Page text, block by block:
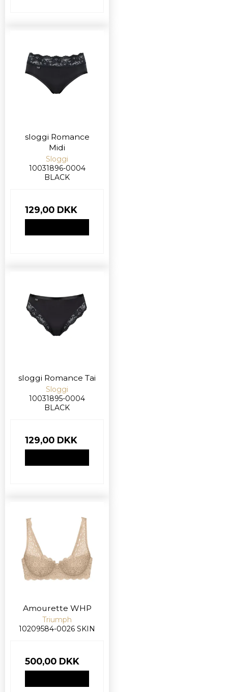
sloggi Romance
Midi
Sloggi
10031896-0004
BLACK
129,00 DKK
sloggi Romance Tai
Sloggi
10031895-0004
BLACK
129,00 DKK
Amourette WHP
Triumph
10209584-0026 SKIN
500,00 DKK